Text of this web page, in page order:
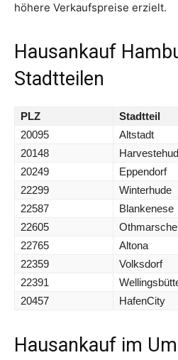
höhere Verkaufspreise erzielt.
Hausankauf
Stadtteilen
PLZ
Stadtteil
20095
Altstadt
20148
20249
Eppendorf
22299
Winterhude
22587
Blankenese
22605
22765
Altona
22359
Volksdorf
22391
20457
HafenCity
Hausankauf im